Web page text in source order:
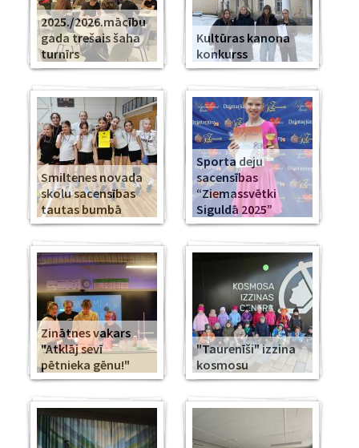
2025./2026.mācību
gada trešais šaha
turnīrs
Kultūras kanona
konkurss
Smiltenes novada
skolu sacensības
tautas bumbā
Sporta deju
sacensības
“Ziemassvētki
Siguldā 2025”
Zinātnes vakars
"Atklāj sevī
pētnieka gēnu!"
"Taurenīši" izzina
kosmosu